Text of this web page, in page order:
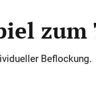
Beflockung.